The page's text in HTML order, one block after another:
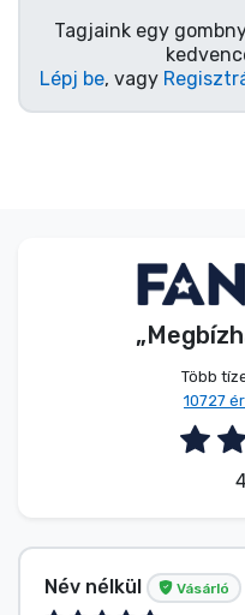
Tagjaink egy
Lépj be, vagy
Több
10727
Név nélkül Vásárló
Terméktípusok